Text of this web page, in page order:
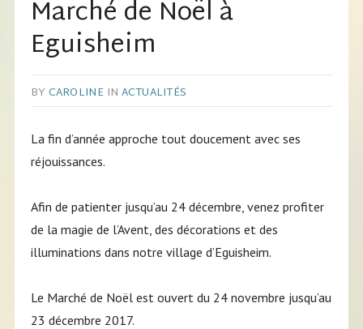
Marché de Noël à
Eguisheim
BY CAROLINE IN ACTUALITÉS
La fin d’année approche tout doucement avec ses
réjouissances.
Afin de patienter jusqu’au 24 décembre, venez profiter
de la magie de l’Avent, des décorations et des
illuminations dans notre village d’Eguisheim.
Le Marché de Noël est ouvert du 24 novembre jusqu’au
23 décembre 2017.